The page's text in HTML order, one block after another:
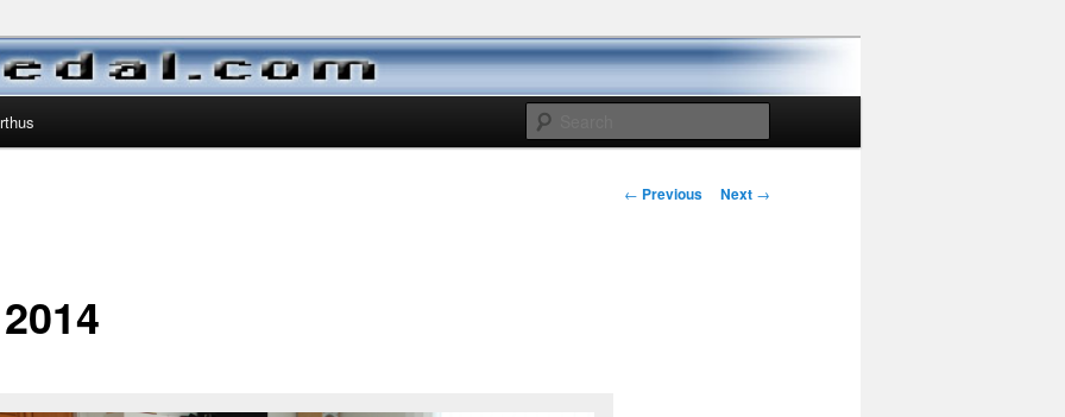
Marie, Kristine og Magnus
Post
← Previous Next →